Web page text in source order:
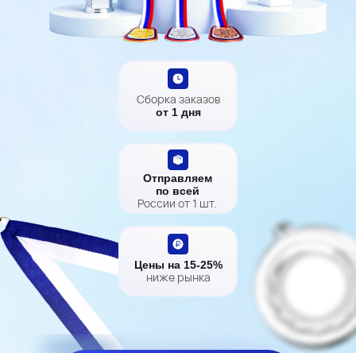
Цены на 15-25%
ниже рынка
Отправляем
по всей
России от 1 шт.
Сборка заказов
от 1 дня